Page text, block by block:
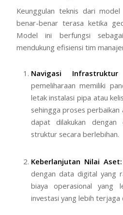
Keunggulan teknis dari
benar-benar terasa ketika
Model ini berfungsi
mendukung efisiensi tim
Navigasi Infrastruktur
pemeliharaan memiliki
letak instalasi pipa atau
sehingga proses
dapat dilakukan
struktur secara berlebihan.
Keberlanjutan Nilai Aset:
dengan data digital yang
biaya operasional yang
investasi yang lebih terjaga